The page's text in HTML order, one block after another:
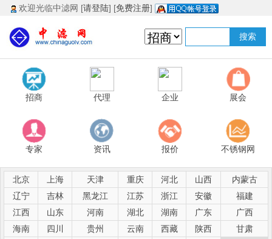
欢迎光临中滤网 [请登陆] [免费注册]
招商 代理 企业 展会
专家 资讯 报价 不锈钢网
北京 上海 天津 重庆 河北 山西
内蒙古
辽宁
吉林 黑龙江 江苏 浙江 安徽
福建
江西
山东 河南 湖北 湖南 广东
广西
海南
四川 贵州 云南 西藏 陕西
甘肃